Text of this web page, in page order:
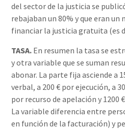
del sector de la justicia se
rebajaban un 80% y que eran un
financiar la justicia gratuita (es
TASA. En resumen la tasa se
y otra variable que se suman
abonar. La parte fija asciende a
verbal, a 200 € por ejecución, a
por recurso de apelación y 1200
La variable diferencia entre
en función de la facturación) y